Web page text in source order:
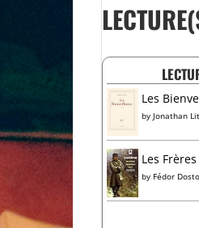
Les
by Jonathan
Les
by Fédor